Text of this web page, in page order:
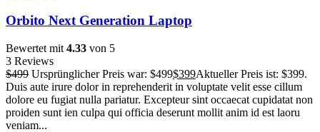
Orbito Next Generation Laptop
Bewertet mit 4.33 von 5
3 Reviews
$499 Ursprünglicher Preis war: $499$399Aktueller Preis ist: $399.
Duis aute irure dolor in reprehenderit in voluptate velit esse cillum
dolore eu fugiat nulla pariatur. Excepteur sint occaecat cupidatat non
proiden sunt ien culpa qui officia deserunt mollit anim id est laoru
veniam...